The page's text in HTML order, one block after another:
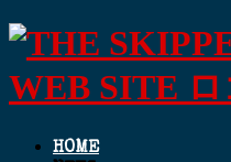
HOME